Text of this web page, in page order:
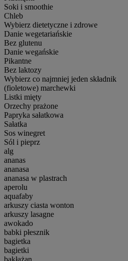
Soki i smoothie
Chleb
Wybierz dietetyczne i zdrowe
Danie wegetariańskie
Bez glutenu
Danie wegańskie
Pikantne
Bez laktozy
Wybierz co najmniej jeden składnik
(fioletowe) marchewki
Listki mięty
Orzechy prażone
Papryka sałatkowa
Sałatka
Sos winegret
Sól i pieprz
alg
ananas
ananasa
ananasa w plastrach
aperolu
aquafaby
arkuszy ciasta wonton
arkuszy lasagne
awokado
babki płesznik
bagietka
bagietki
bakłażan